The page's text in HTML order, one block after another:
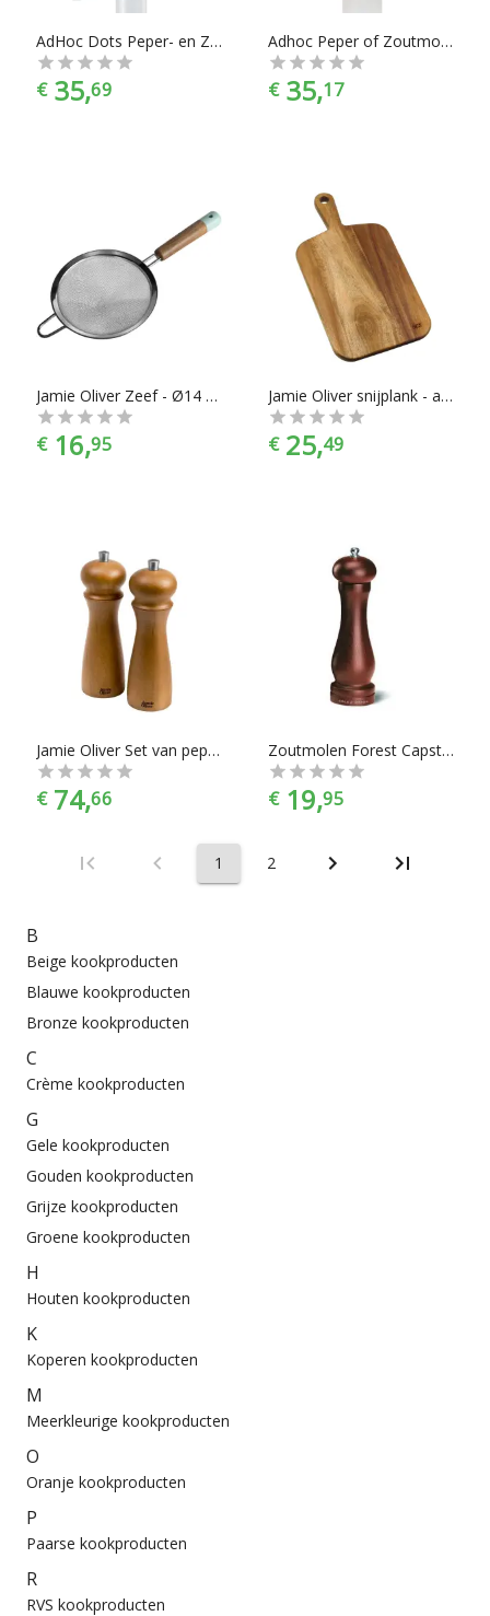
AdHoc Dots Peper- en Zoutmolen Duomill - Groot - 19,6 cm
€ 35,69
Adhoc Peper of Zoutmolen Profi - Acaciahout - Donkerbruin
€ 35,17
Jamie Oliver Zeef - Ø14 cm
€ 16,95
Jamie Oliver snijplank - acaciahout - 42x21cm
€ 25,49
Jamie Oliver Set van peper- en zoutmolen
€ 74,66
Zoutmolen Forest Capstan, 200 mm - Cole & Mason
€ 19,95
1 2
B
Beige kookproducten
Blauwe kookproducten
Bronze kookproducten
C
Crème kookproducten
G
Gele kookproducten
Gouden kookproducten
Grijze kookproducten
Groene kookproducten
H
Houten kookproducten
K
Koperen kookproducten
M
Meerkleurige kookproducten
O
Oranje kookproducten
P
Paarse kookproducten
R
RVS kookproducten